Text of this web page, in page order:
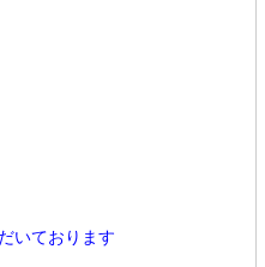
いております